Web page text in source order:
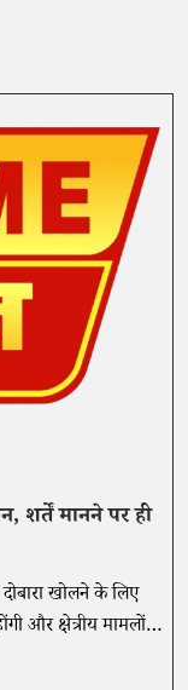
शर्तें मानने पर ही
खोलने के लिए
और क्षेत्रीय मामलों में